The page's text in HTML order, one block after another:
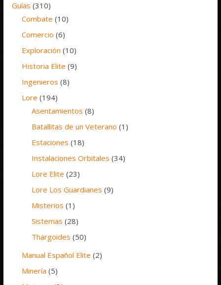
Guías (310)
Combate (10)
Comercio (6)
Exploración (10)
Historia Elite (9)
Ingenieros (8)
Lore (194)
Asentamientos (8)
Batallitas de un Veterano (1)
Estaciones (18)
Instalaciones Orbitales (34)
Lore Elite (23)
Lore Los Guardianes (9)
Misterios (1)
Sistemas (28)
Thargoides (50)
Manual Español Elite (2)
Minería (5)